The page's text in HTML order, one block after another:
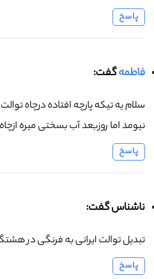
پاسخ
فاطمهگفت:
سلام یه تیکه پارچه افتاده درچاه
نیومد اما روزبعد آب بسختی میره
پاسخ
ناشناس گفت:
تبدیل توالت ایرانی به فرنگی در
پاسخ